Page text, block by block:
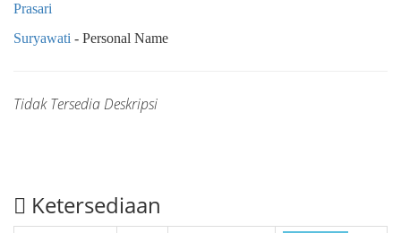
Prasari
Suryawati - Personal Name
Tidak Tersedia Deskripsi
Ketersediaan